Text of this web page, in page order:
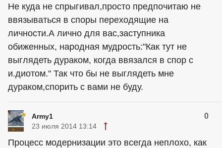
Не куда не спрыгивал,просто предпочитаю не
ввязываться в споры переходящие на
личности.А лично для вас,заступника
обиженных, народная мудрость:"Как тут не
выглядеть дураком, когда ввязался в спор с
и.диотом." Так что бы не выглядеть мне
дураком,спорить с вами не буду.
Army1 0
23 июля 2014 13:14
Процесс модернизации это всегда неплохо, как